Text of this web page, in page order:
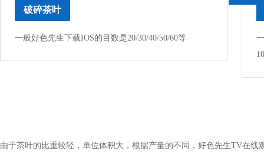
破碎茶叶
一般好色先生下载IOS的目数是20/30/40/50/60等
由于茶叶的比重较轻，单位体积大，根据产量的不同，好色先生TV在线